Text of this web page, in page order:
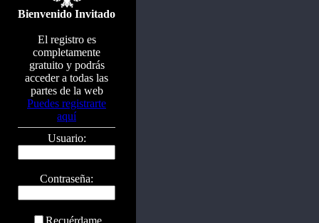
Bienvenido Invitado
El registro es
completamente
gratuito y podrás
acceder a todas las
partes de la web
Puedes registrarte
aquí
Usuario:
Contraseña:
Recuérdame